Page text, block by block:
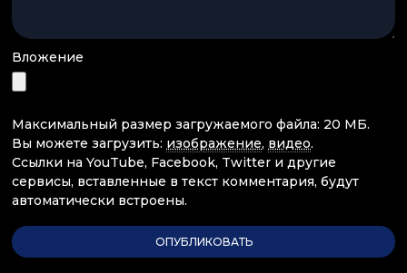
Вложение
Максимальный размер загружаемого файла: 20 МБ.
Вы можете загрузить: изображение, видео.
Ссылки на YouTube, Facebook, Twitter и другие
сервисы, вставленные в текст комментария, будут
автоматически встроены.